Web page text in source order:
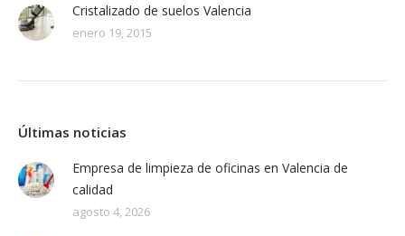
Cristalizado de suelos Valencia
enero 19, 2015
Últimas noticias
Empresa de limpieza de oficinas en Valencia de
calidad
agosto 4, 2026